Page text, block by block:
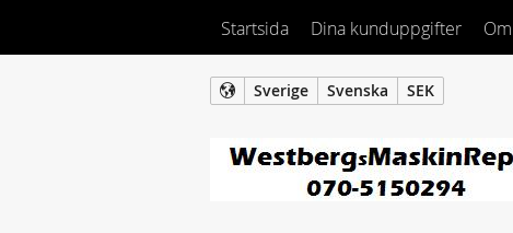
Sverige Svenska SEK
Startsida Dina kunduppgifter